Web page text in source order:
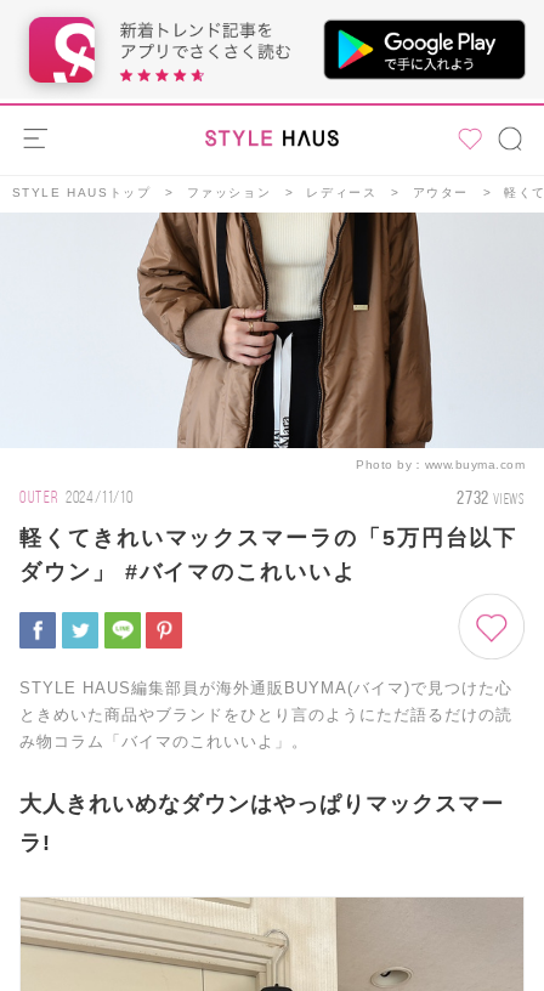
STYLE HAUSトップ ファッション レディース アウター 軽く
Photo by： www.buyma.com
OUTER 2024/11/10 2732 VIEWS
軽くてきれいマックスマーラの「5万円台以下
ダウン」 #バイマのこれいいよ
STYLE HAUS編集部員が海外通販BUYMA(バイマ)で見つけた心
ときめいた商品やブランドをひとり言のようにただ語るだけの読
み物コラム「バイマのこれいいよ」。
大人きれいめなダウンはやっぱりマックスマー
ラ!